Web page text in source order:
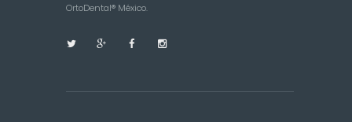
OrtoDental® México.